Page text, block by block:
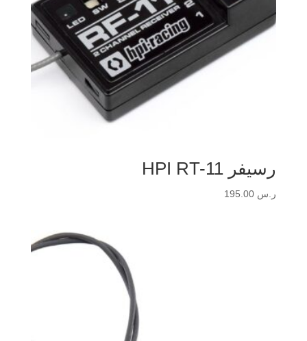
رسيفر HPI RT-11
ر.س